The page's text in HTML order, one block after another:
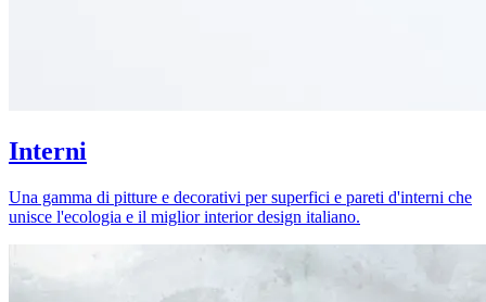
Interni
Una gamma di pitture e decorativi per superfici e pareti d'interni che
unisce l'ecologia e il miglior interior design italiano.